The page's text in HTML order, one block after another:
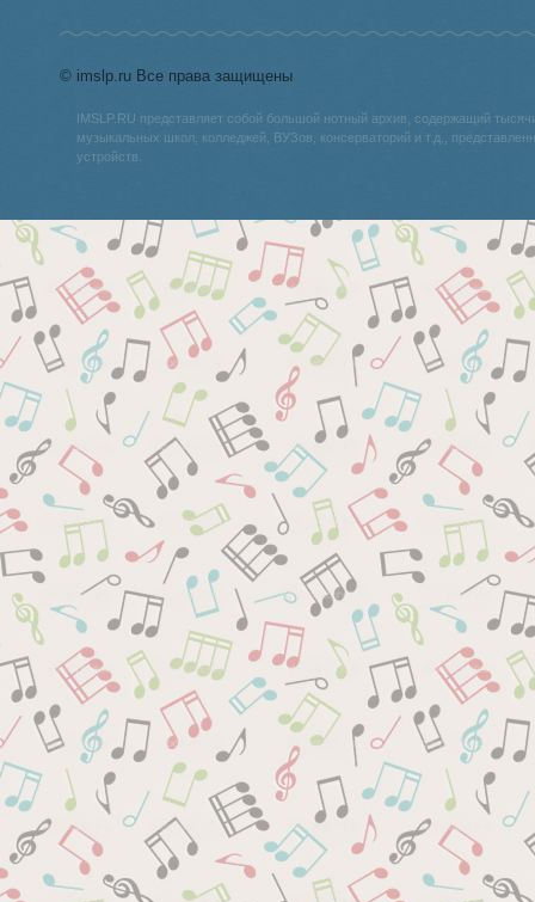
© imslp.ru Все права защищены
IMSLP.RU представляет собой большой нотный архив, содержащий
музыкальных школ, колледжей, ВУЗов, консерваторий и т.д.,
устройств.